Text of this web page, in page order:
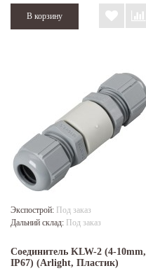
Экспострой: Под заказ
Дальний склад: Под заказ
Соединитель KLW-2 (4-10mm,
IP67) (Arlight, Пластик)